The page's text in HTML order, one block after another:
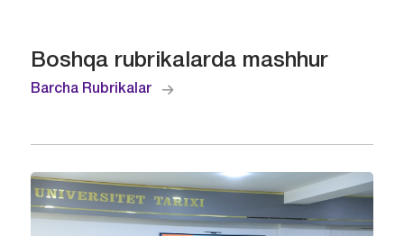
Boshqa rubrikalarda mashhur
Barcha Rubrikalar